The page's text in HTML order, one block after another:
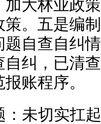
加大林业政
。五是编
自查自纠
自纠，已清
账程序。
未切实扛起